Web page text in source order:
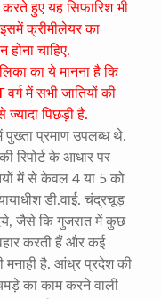
हुए यह सिफारिश भी
क्रीमीलेयर का
होना चाहिए.
का ये मानना है कि
में सभी जातियों की
ज्यादा पिछड़ी है.
पुख्ता प्रमाण उपलब्ध थे.
रिपोर्ट के आधार पर
में से केवल 4 या 5 को
डी.वाई. चंद्रचूड़
जैसे कि गुजरात में कुछ
करती हैं और कई
मनाही है. आंध्र प्रदेश की
का काम करने वाली